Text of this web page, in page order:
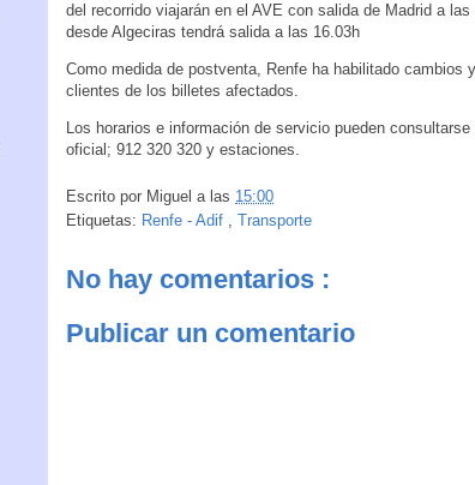
del recorrido viajarán en el AVE con salida de Madrid a
desde Algeciras tendrá salida a las 16.03h
Como medida de postventa, Renfe ha habilitado cambios
clientes de los billetes afectados.
Los horarios e información de servicio pueden
oficial; 912 320 320 y estaciones.
Escrito por Miguel a las 15:00
Etiquetas: Renfe - Adif Transporte
No hay comentarios :
Publicar un comentario